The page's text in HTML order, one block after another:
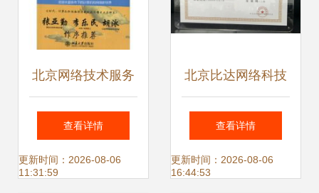
北京网络技术服务
引领网络与数据通
信新时代
查看详情
更新时间：2026-08-06
11:31:59
北京比达网络科技
荣获中关村高新技
术企业认证，彰显
查看详情
更新时间：2026-08-06
16:44:53